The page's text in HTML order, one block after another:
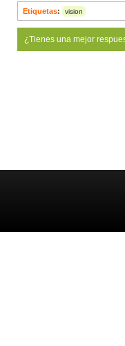
Etiquetas: vision
¿Tienes una mejor